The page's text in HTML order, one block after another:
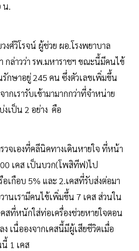
น.
ศ์วิโรจน์ ผู้ช่วย ผอ.โรงพยาบาล
กล่าวว่า รพ.มหาราชฯ ขณะนี้มีคนไข้
กษาอยู่ 245 คน ซึ่งตัวเลขเพิ่มขึ้น
ากเรารับเข้ามามากกว่าที่จำหน่าย
งเป็น 2 อย่าง คือ
วจเองที่คลีนิคทางเดินหายใจ ที่หน้า
เคส เป็นบวก(โพสิทีฟ)ไป
เกือบ 5% และ 2.เคสที่รับส่งต่อมา
านเรามีคนไข้เพิ่มขึ้น 7 เคส ส่วนใน
สที่หนักใส่ท่อเครื่องช่วยหายใจตอน
ง เนื่อองจากเคสนี้มีผู้เสียชีวิตเมื่อ
1 เคส